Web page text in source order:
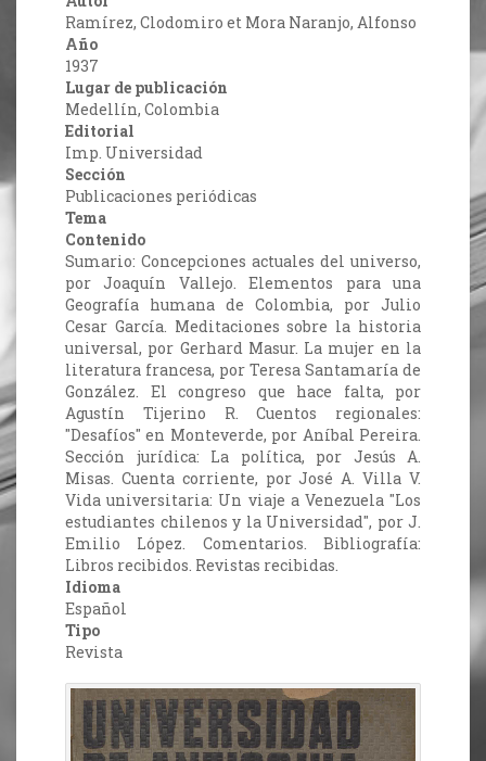
Ramírez, Clodomiro et Mora Naranjo, Alfonso
Año
1937
Lugar de publicación
Medellín, Colombia
Editorial
Imp. Universidad
Sección
Publicaciones periódicas
Tema
Contenido
Sumario: Concepciones actuales del universo,
por Joaquín Vallejo. Elementos para una
Geografía humana de Colombia, por Julio
Cesar García. Meditaciones sobre la historia
universal, por Gerhard Masur. La mujer en la
literatura francesa, por Teresa Santamaría de
González. El congreso que hace falta, por
Agustín Tijerino R. Cuentos regionales:
"Desafíos" en Monteverde, por Aníbal Pereira.
Sección jurídica: La política, por Jesús A.
Misas. Cuenta corriente, por José A. Villa V.
Vida universitaria: Un viaje a Venezuela "Los
estudiantes chilenos y la Universidad", por J.
Emilio López. Comentarios. Bibliografía:
Libros recibidos. Revistas recibidas.
Idioma
Español
Tipo
Revista